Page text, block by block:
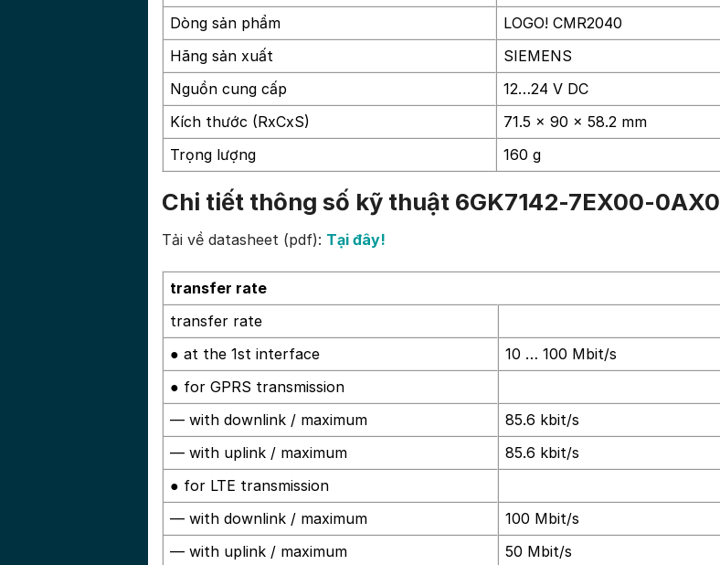
Dòng sản phẩm
LOGO! CMR2040
Hãng sản xuất
SIEMENS
Nguồn cung cấp
12…24 V DC
Kích thước (RxCxS)
71.5 x 90 x 58.2 mm
Trọng lượng
160 g
Chi tiết thông số kỹ thuật 6GK7142-7EX00-0AX0
Tải về datasheet (pdf): Tại đây!
transfer rate
transfer rate
● at the 1st interface
10 … 100 Mbit/s
● for GPRS transmission
— with downlink / maximum
85.6 kbit/s
— with uplink / maximum
85.6 kbit/s
● for LTE transmission
— with downlink / maximum
100 Mbit/s
— with uplink / maximum
50 Mbit/s